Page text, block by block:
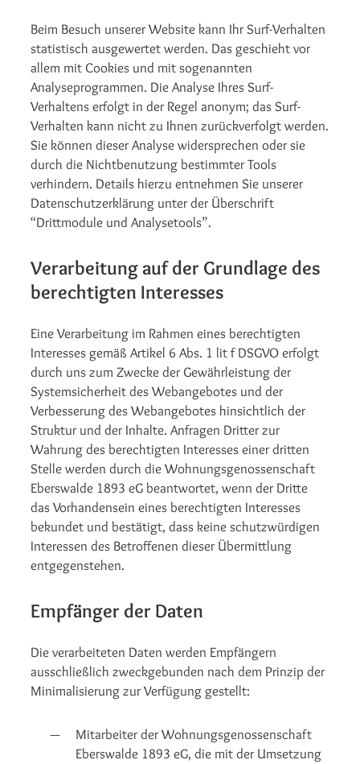
Beim Besuch unserer Website kann Ihr Surf-Verhalten
statistisch ausgewertet werden. Das geschieht vor
allem mit Cookies und mit sogenannten
Analyseprogrammen. Die Analyse Ihres Surf-
Verhaltens erfolgt in der Regel anonym; das Surf-
Verhalten kann nicht zu Ihnen zurückverfolgt werden.
Sie können dieser Analyse widersprechen oder sie
durch die Nichtbenutzung bestimmter Tools
verhindern. Details hierzu entnehmen Sie unserer
Datenschutzerklärung unter der Überschrift
“Drittmodule und Analysetools”.
Verarbeitung auf der Grundlage des
berechtigten Interesses
Eine Verarbeitung im Rahmen eines berechtigten
Interesses gemäß Artikel 6 Abs. 1 lit f DSGVO erfolgt
durch uns zum Zwecke der Gewährleistung der
Systemsicherheit des Webangebotes und der
Verbesserung des Webangebotes hinsichtlich der
Struktur und der Inhalte. Anfragen Dritter zur
Wahrung des berechtigten Interesses einer dritten
Stelle werden durch die Wohnungsgenossenschaft
Eberswalde 1893 eG beantwortet, wenn der Dritte
das Vorhandensein eines berechtigten Interesses
bekundet und bestätigt, dass keine schutzwürdigen
Interessen des Betroffenen dieser Übermittlung
entgegenstehen.
Empfänger der Daten
Die verarbeiteten Daten werden Empfängern
ausschließlich zweckgebunden nach dem Prinzip der
Minimalisierung zur Verfügung gestellt:
Mitarbeiter der Wohnungsgenossenschaft
Eberswalde 1893 eG, die mit der Umsetzung